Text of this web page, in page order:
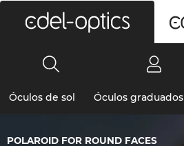
Óculos de sol Óculos graduados
POLAROID FOR ROUND FACES